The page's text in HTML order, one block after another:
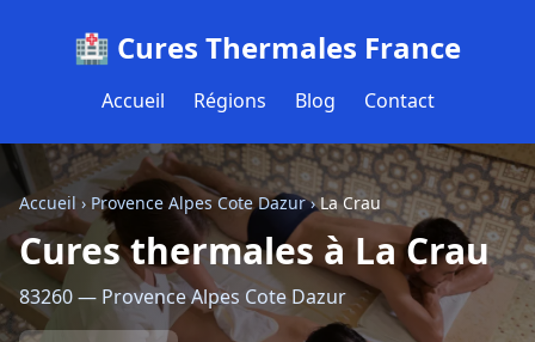
🏥 Cures Thermales France
Accueil Régions Blog Contact
Accueil› Provence Alpes Cote Dazur›La Crau
Cures thermales à La Crau
83260 — Provence Alpes Cote Dazur